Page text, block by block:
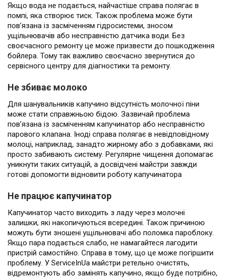
Якщо вода не подається, найчастіше справа полягає в
помпі, яка створює тиск. Також проблема може бути
пов’язана із засміченням гідросистеми, зносом
ущільнювачів або несправністю датчика води. Без
своєчасного ремонту це може призвести до пошкодження
бойлера. Тому так важливо своєчасно звернутися до
сервісного центру для діагностики та ремонту.
Не збиває молоко
Для шанувальників капучино відсутність молочної піни
може стати справжньою бідою. Зазвичай проблема
пов’язана із засміченням капучинатор або несправністю
парового клапана. Іноді справа полягає в невідповідному
молоці, наприклад, занадто жирному або з добавками, які
просто забивають систему. Регулярне чищення допомагає
уникнути таких ситуацій, а досвідчені майстри завжди
готові допомогти відновити роботу капучинатора
Не працює капучинатор
Капучинатор часто виходить з ладу через молочні
залишки, які накопичуються всередині. Також причиною
можуть бути зношені ущільнювачі або поломка пароблоку.
Якщо пара подається слабо, не намагайтеся лагодити
пристрій самостійно. Справа в тому, що це може погіршити
проблему. У ServiceInUa майстри ретельно очистять,
відремонтують або замінять капучино, якщо буде потрібно,